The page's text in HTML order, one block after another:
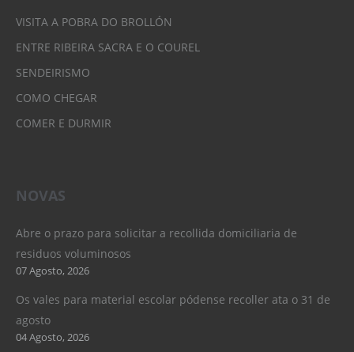
VISITA A POBRA DO BROLLÓN
ENTRE RIBEIRA SACRA E O COUREL
SENDEIRISMO
COMO CHEGAR
COMER E DURMIR
NOVAS
Abre o prazo para solicitar a recollida domiciliaria de
residuos voluminosos
07 Agosto, 2026
Os vales para material escolar pódense recoller ata o 31 de
agosto
04 Agosto, 2026